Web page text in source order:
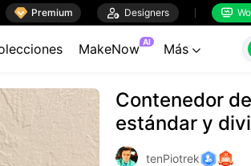
 Premium  Designers 
MakeNow AI Más 
Contenedor
estándar y
tenPiotrek